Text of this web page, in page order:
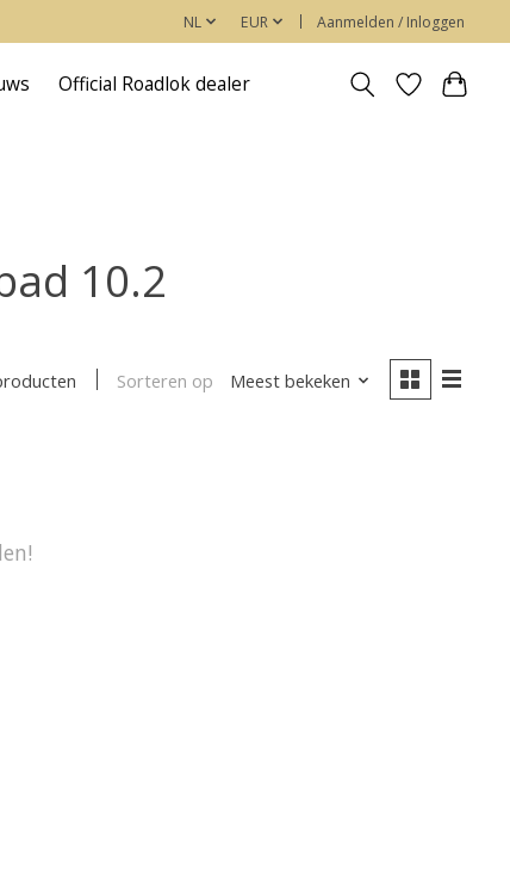
NL EUR Aanmelden / Inloggen
Official Roadlok dealer
10.2
Sorteren op Meest bekeken